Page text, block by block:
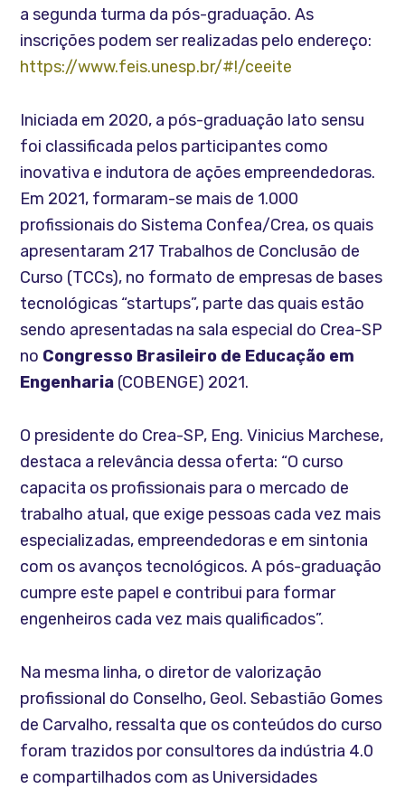
a segunda turma da pós-graduação. As
inscrições podem ser realizadas pelo endereço:
https://www.feis.unesp.br/#!/ceeite
Iniciada em 2020, a pós-graduação lato sensu
foi classificada pelos participantes como
inovativa e indutora de ações empreendedoras.
Em 2021, formaram-se mais de 1.000
profissionais do Sistema Confea/Crea, os quais
apresentaram 217 Trabalhos de Conclusão de
Curso (TCCs), no formato de empresas de bases
tecnológicas “startups”, parte das quais estão
sendo apresentadas na sala especial do Crea-SP
no Congresso Brasileiro de Educação em
Engenharia (COBENGE) 2021.
O presidente do Crea-SP, Eng. Vinicius Marchese,
destaca a relevância dessa oferta: “O curso
capacita os profissionais para o mercado de
trabalho atual, que exige pessoas cada vez mais
especializadas, empreendedoras e em sintonia
com os avanços tecnológicos. A pós-graduação
cumpre este papel e contribui para formar
engenheiros cada vez mais qualificados”.
Na mesma linha, o diretor de valorização
profissional do Conselho, Geol. Sebastião Gomes
de Carvalho, ressalta que os conteúdos do curso
foram trazidos por consultores da indústria 4.0
e compartilhados com as Universidades